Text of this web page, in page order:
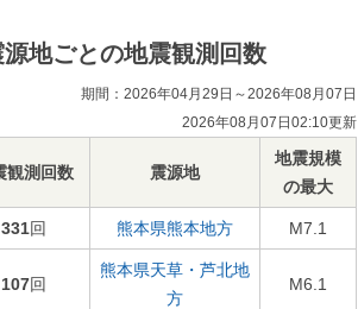
源地ごとの地震観測回数
期間：2026年04月29日～2026年08月07日
2026年08月07日02:10更新
観測回数 震源地
地震規模
の最大
331回 熊本県熊本地方 M7.1
107回
熊本県天草・芦北地
方
M6.1